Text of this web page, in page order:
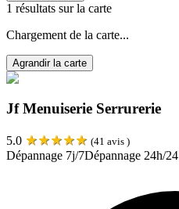
1 résultats sur la carte
Chargement de la carte...
Agrandir la carte
Jf Menuiserie Serrurerie
5.0 ★★★★★ (41 avis )
Dépannage 7j/7Dépannage 24h/24